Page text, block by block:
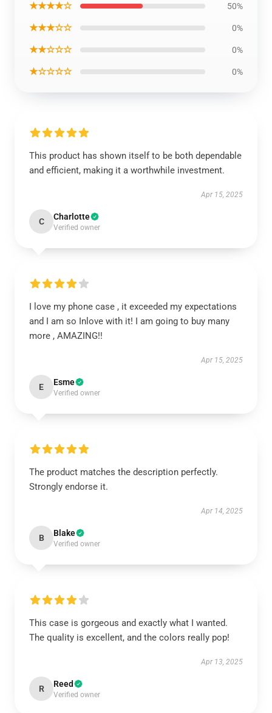
★★★★☆ 50%
★★★☆☆ 0%
★★☆☆☆ 0%
★☆☆☆☆ 0%
This product has shown itself to be both dependable
and efficient, making it a worthwhile investment.
Apr 15, 2025
C Charlotte
Verified owner
I love my phone case , it exceeded my expectations
and I am so Inlove with it! I am going to buy many
more , AMAZING!!
Apr 15, 2025
E Esme
Verified owner
The product matches the description perfectly.
Strongly endorse it.
Apr 14, 2025
B Blake
Verified owner
This case is gorgeous and exactly what I wanted.
The quality is excellent, and the colors really pop!
Apr 13, 2025
R Reed
Verified owner